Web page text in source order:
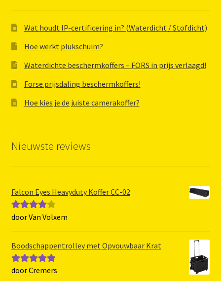
Wat houdt IP-certificering in? (Waterdicht / Stofdicht)
Hoe werkt plukschuim?
Waterdichte beschermkoffers – FORS in prijs verlaagd!
Forse prijsdaling beschermkoffers!
Hoe kies je de juiste camerakoffer?
Nieuwste reviews
Falcon Eyes Heavyduty Koffer CC-02
Gewaarde
door Van Volxem
Boodschappentrolley met Opvouwbaar Krat
Gewaardeerd
door Cremers